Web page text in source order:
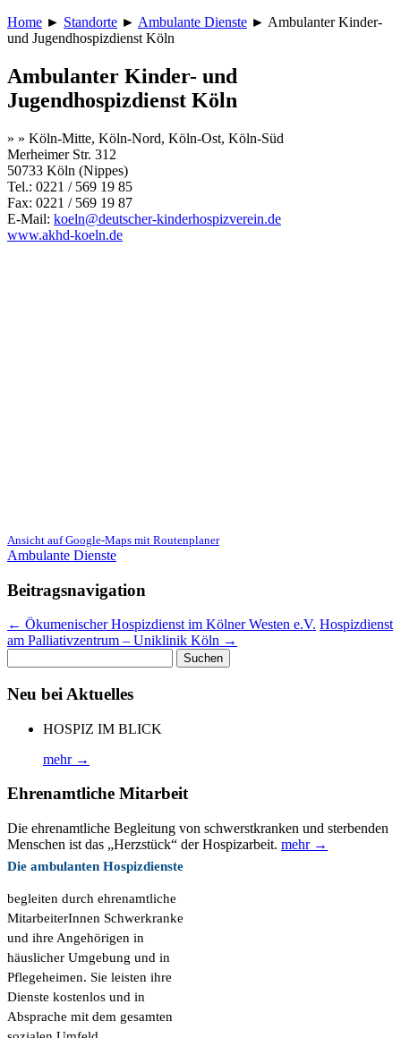
Home ► Standorte ► Ambulante Dienste ► Ambulanter Kinder-
und Jugendhospizdienst Köln
Ambulanter Kinder- und
Jugendhospizdienst Köln
» » Köln-Mitte, Köln-Nord, Köln-Ost, Köln-Süd
Merheimer Str. 312
50733 Köln (Nippes)
Tel.: 0221 / 569 19 85
Fax: 0221 / 569 19 87
E-Mail: koeln@deutscher-kinderhospizverein.de
www.akhd-koeln.de
Ansicht auf Google-Maps mit Routenplaner
Ambulante Dienste
Beitragsnavigation
← Ökumenischer Hospizdienst im Kölner Westen e.V. Hospizdienst
am Palliativzentrum – Uniklinik Köln →
nach:
Neu bei Aktuelles
HOSPIZ IM BLICK
mehr →
Ehrenamtliche Mitarbeit
Die ehrenamtliche Begleitung von schwerstkranken und sterbenden
Menschen ist das „Herzstück“ der Hospizarbeit. mehr →
Die ambulanten Hospizdienste
begleiten durch ehrenamtliche
MitarbeiterInnen Schwerkranke
und ihre Angehörigen in
häuslicher Umgebung und in
Pflegeheimen. Sie leisten ihre
Dienste kostenlos und in
Absprache mit dem gesamten